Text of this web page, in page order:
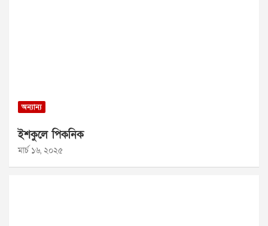
অন্যান্য
ইশকুলে পিকনিক
মার্চ ১৬, ২০২৫